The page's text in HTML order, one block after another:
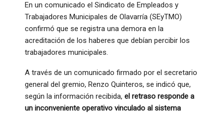
En un comunicado el Sindicato de Empleados y
Trabajadores Municipales de Olavarría (SEyTMO)
confirmó que se registra una demora en la
acreditación de los haberes que debían percibir los
trabajadores municipales.
A través de un comunicado firmado por el secretario
general del gremio, Renzo Quinteros, se indicó que,
según la información recibida, el retraso responde a
un inconveniente operativo vinculado al sistema